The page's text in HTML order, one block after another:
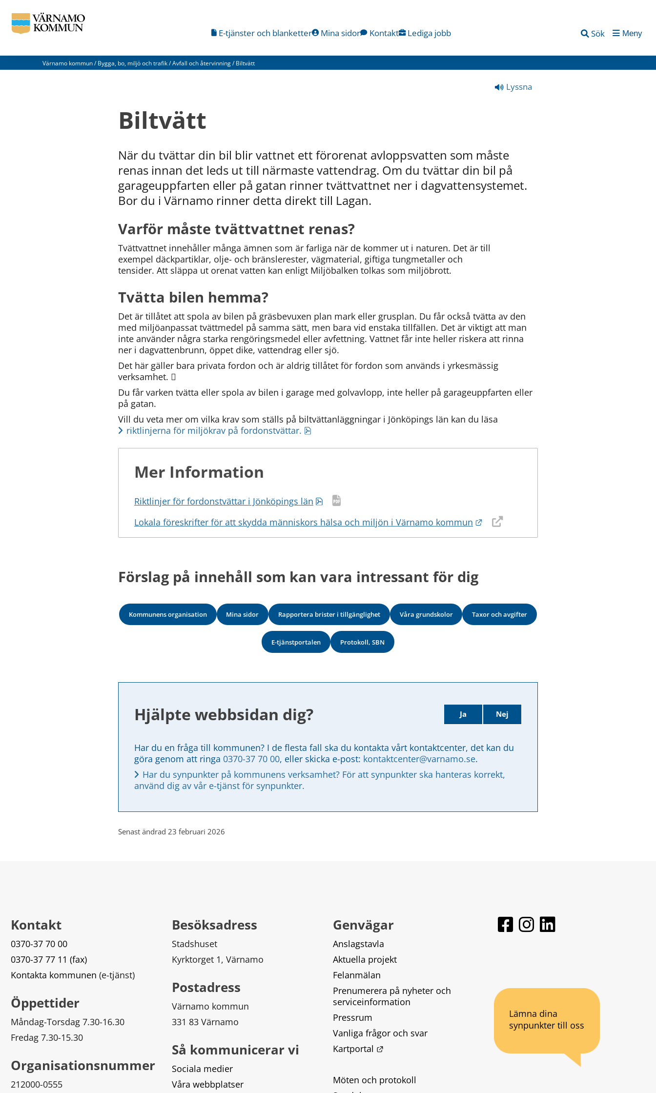
E-tjänster och blanketter Mina sidor Kontakt Lediga jobb Sök Meny
Värnamo kommun/ Bygga, bo, miljö och trafik/Avfall och återvinning/ Biltvätt
Lyssna
Biltvätt
När du tvättar din bil blir vattnet ett förorenat avloppsvatten som måste
renas innan det leds ut till närmaste vattendrag. Om du tvättar din bil på
garage­uppfarten eller på gatan rinner tvättvattnet ner i dagvattensystemet.
Bor du i Värnamo rinner detta direkt till Lagan.
Varför måste tvättvattnet renas?
Tvättvattnet innehåller många ämnen som är farliga när de kommer ut i naturen. Det är till
exempel däckpartiklar, olje- och bränslerester, vägmaterial, giftiga tungmetaller och
tensider. Att släppa ut orenat vatten kan enligt Miljöbalken tolkas som miljöbrott.
Tvätta bilen hemma?
Det är tillåtet att spola av bilen på gräsbevuxen plan mark eller grusplan. Du får också tvätta av den
med miljöanpassat tvättmedel på samma sätt, men bara vid enstaka tillfällen. Det är viktigt att man
inte använder några starka rengöringsmedel eller avfettning. Vattnet får inte heller riskera att rinna
ner i dagvattenbrunn, öppet dike, vattendrag eller sjö.
Det här gäller bara privata fordon och är aldrig tillåtet för fordon som används i yrkesmässig
verksamhet. 
Du får varken tvätta eller spola av bilen i garage med golvavlopp, inte heller på garageuppfarten eller
på gatan.
riktlinjerna för miljökrav på fordonstvättar.
Mer Information
Riktlinjer för fordonstvättar i Jönköpings län
Pdf, 610 kB.
Lokala föreskrifter för att skydda människors hälsa och miljön i Värnamo kommun
Länk till annan webbplats.
Förslag på innehåll som kan vara intressant för dig
Kommunens organisation Mina sidor Rapportera brister i tillgänglighet Våra grundskolor Taxor och avgifter
E-tjänstportalen Protokoll, SBN
Hjälpte webbsidan dig? Ja Nej
Har du en fråga till kommunen? I de flesta fall ska du kontakta vårt kontaktcenter, det kan du
göra genom att ringa 0370-37 70 00, eller skicka e-post: kontaktcenter@varnamo.se.
Har du synpunkter på kommunens verksamhet? För att synpunkter ska hanteras korrekt,
använd dig av vår e-tjänst för synpunkter.
kan
vi
på
den
här
webbsidan?
(obligatorisk)
kan
vi
göra
informationen
bättre
för
dig?
Webbadress
till
sidan
bifogas
i
meddelandet.
Senast ändrad 23 februari 2026
Kontakt
0370-37 70 00
0370-37 77 11 (fax)
Kontakta kommunen (e-tjänst)
Öppettider
Måndag-Torsdag 7.30-16.30
Fredag 7.30-15.30
Organisationsnummer
212000-0555
Besöksadress
Stadshuset
Kyrktorget 1, Värnamo
Postadress
Värnamo kommun
331 83 Värnamo
Så kommunicerar vi
Sociala medier
Våra webbplatser
Genvägar
Anslagstavla
Aktuella projekt
Felanmälan
Prenumerera på nyheter och
serviceinformation
Pressrum
Vanliga frågor och svar
Kartportal
Möten och protokoll
Lämna dina
synpunkter till oss